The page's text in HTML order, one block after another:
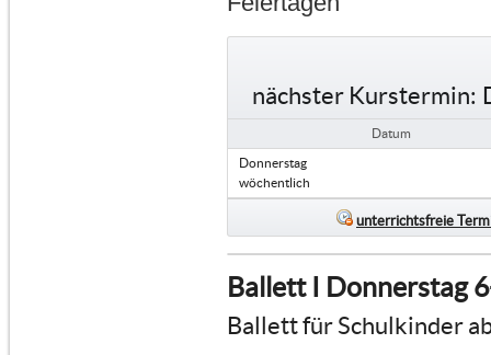
nächster Kurstermin:
Datum
Donnerstag
wöchentlich
unterrichtsfreie
Ballett I Donnerstag
Ballett für Schulkinder